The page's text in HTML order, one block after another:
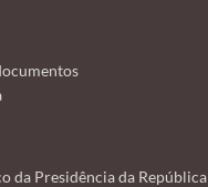
da Presidência da República